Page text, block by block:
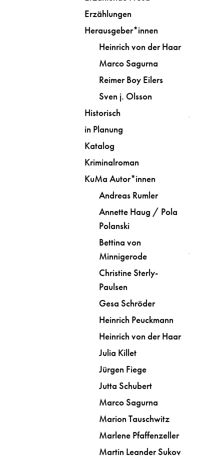
Erzählungen
Herausgeber*innen
Heinrich von der Haar
Marco Sagurna
Reimer Boy Eilers
Sven j. Olsson
Historisch
in Planung
Katalog
Kriminalroman
KuMa Autor*innen
Andreas Rumler
Annette Haug / Pola
Polanski
Bettina von
Minnigerode
Christine Sterly-
Paulsen
Gesa Schröder
Heinrich Peuckmann
Heinrich von der Haar
Julia Killet
Jürgen Fiege
Jutta Schubert
Marco Sagurna
Marion Tauschwitz
Marlene Pfaffenzeller
Martin Leander Sukov